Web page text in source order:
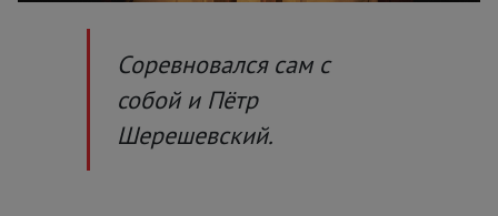
Соревновался сам с
собой и Пётр
Шерешевский.